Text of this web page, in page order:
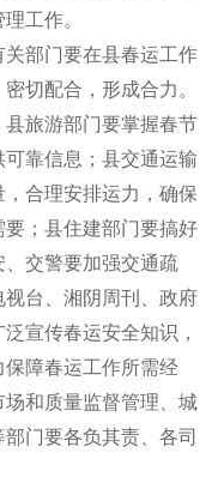
工作。
关部门要在县春运工作
切配合，形成合力。
旅游部门要掌握春节
靠信息；县交通运输
合理安排运力，确保
要；县住建部门要搞好
交警要加强交通疏
台、湘阴周刊、政府
宣传春运安全知识，
障春运工作所需经
和质量监督管理、城
门要各负其责、各司